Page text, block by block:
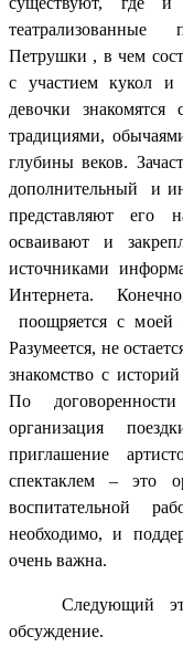
театрализованные
Петрушки , в чем
с участием кукол и
девочки
традициями,
глубины веков.
дополнительный и
представляют его
осваивают и
источниками
Интернета.
поощряется с моей
Разумеется, не
знакомство с
По
организация
приглашение
спектаклем – это
воспитательной
необходимо, и
очень важна.
Следующий
обсуждение.